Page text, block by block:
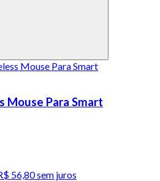
Mouse Para Smart
56,80sem juros